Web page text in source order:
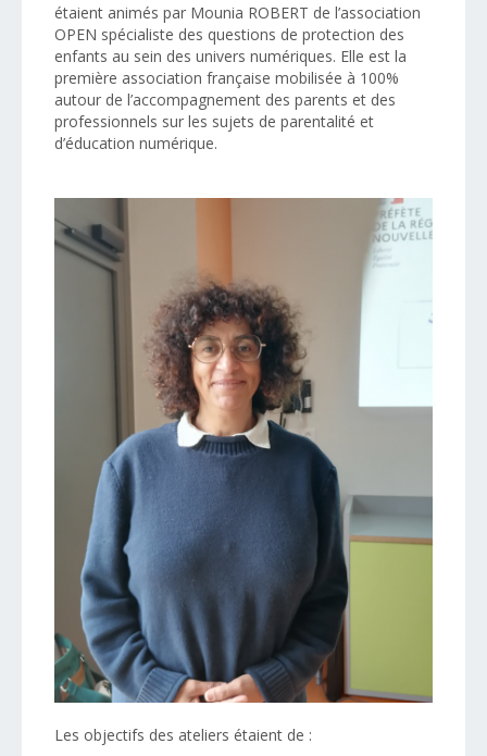
étaient animés par Mounia ROBERT de l’association
OPEN spécialiste des questions de protection des
enfants au sein des univers numériques. Elle est la
première association française mobilisée à 100%
autour de l’accompagnement des parents et des
professionnels sur les sujets de parentalité et
d’éducation numérique.
Les objectifs des ateliers étaient de :